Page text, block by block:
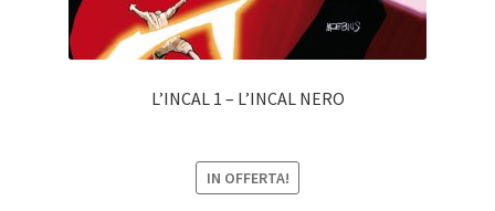
L’INCAL 1 – L’INCAL NERO
IN OFFERTA!